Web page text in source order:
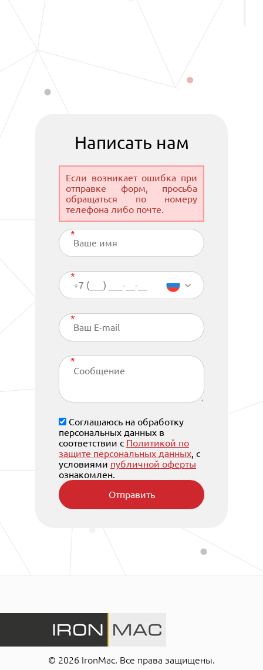
Написать нам
Если возникает ошибка при
отправке форм, просьба
обращаться по номеру
телефона либо почте.
Соглашаюсь на обработку
персональных данных в
соответствии с Политикой по
защите персональных данных, с
условиями публичной оферты
ознакомлен.
Отправить
© 2026 IronMac. Все права защищены.